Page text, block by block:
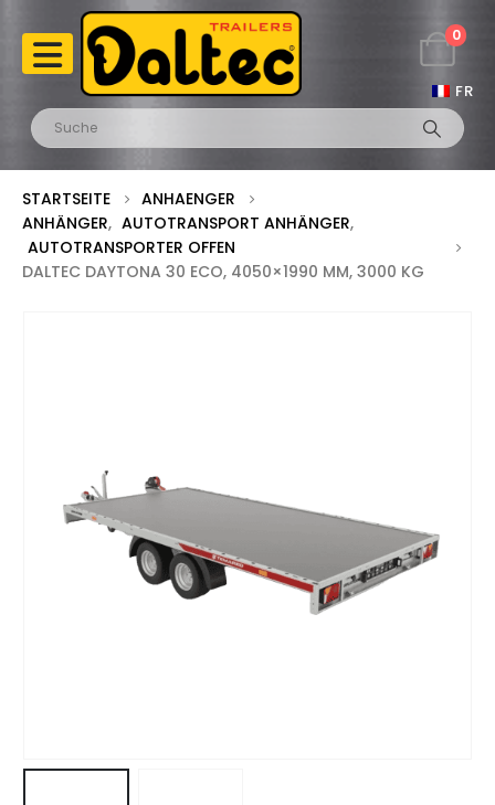
FR
0
STARTSEITE
ANHAENGER
ANHÄNGER, AUTOTRANSPORT ANHÄNGER,
AUTOTRANSPORTER OFFEN
DALTEC DAYTONA 30 ECO, 4050×1990 MM, 3000 KG